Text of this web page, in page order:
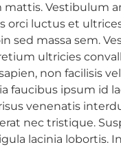
mattis. Vestibulum
orci luctus et
sed massa sem.
ultricies
non facilisis
faucibus ipsum id
venenatis
nec tristique.
lacinia lobortis.